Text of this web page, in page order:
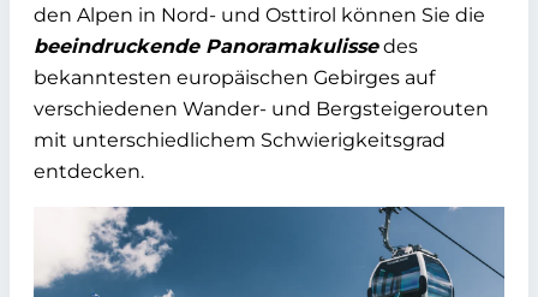
den Alpen in Nord- und Osttirol können Sie die
beeindruckende Panoramakulissedes
bekanntesten europäischen Gebirges auf
verschiedenen Wander- und Bergsteigerouten
mit unterschiedlichem Schwierigkeitsgrad
entdecken.